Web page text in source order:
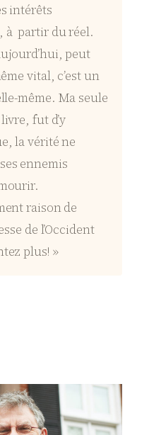
intérêts
à partir du réel.
peut
vital, c’est un
même. Ma seule
fut d’y
la vérité ne
ennemis
raison de
de l’Occident
plus! »